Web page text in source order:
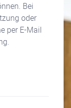
Bei
oder
per E-Mail